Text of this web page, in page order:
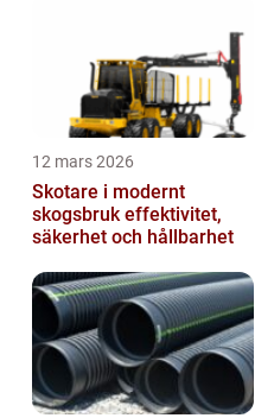
12 mars 2026
Skotare i modernt
skogsbruk effektivitet,
säkerhet och hållbarhet